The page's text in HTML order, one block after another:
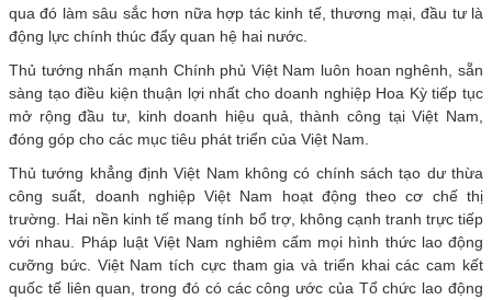
qua đó làm sâu sắc hơn nữa hợp tác kinh tế, thương mại, đầu tư là
động lực chính thúc đẩy quan hệ hai nước.
Thủ tướng nhấn mạnh Chính phủ Việt Nam luôn hoan nghênh, sẵn
sàng tạo điều kiện thuận lợi nhất cho doanh nghiệp Hoa Kỳ tiếp tục
mở rộng đầu tư, kinh doanh hiệu quả, thành công tại Việt Nam,
đóng góp cho các mục tiêu phát triển của Việt Nam.
Thủ tướng khẳng định Việt Nam không có chính sách tạo dư thừa
công suất, doanh nghiệp Việt Nam hoạt động theo cơ chế thị
trường. Hai nền kinh tế mang tính bổ trợ, không cạnh tranh trực tiếp
với nhau. Pháp luật Việt Nam nghiêm cấm mọi hình thức lao động
cưỡng bức. Việt Nam tích cực tham gia và triển khai các cam kết
quốc tế liên quan, trong đó có các công ước của Tổ chức lao động